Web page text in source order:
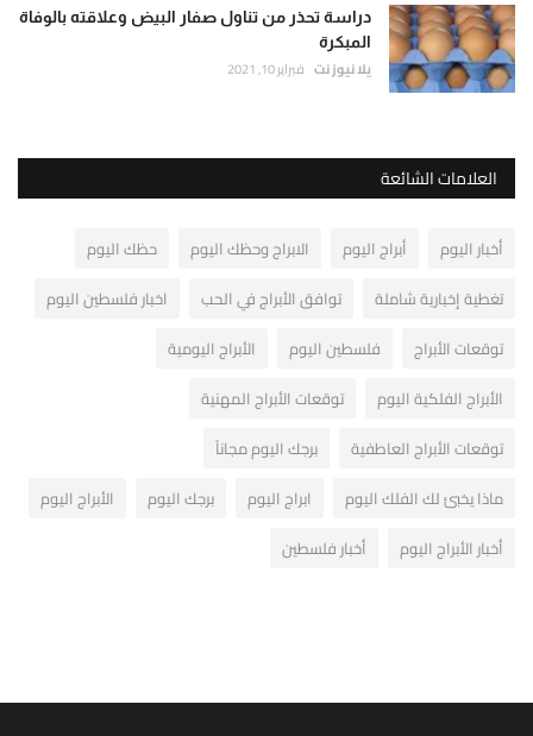
دراسة تحذر من تناول صفار البيض وعلاقته بالوفاة
المبكرة
يلا نيوز نت فبراير 10, 2021
العلامات الشائعة
أخبار اليوم أبراج اليوم الابراج وحظك اليوم
حظك اليوم
تغطية إخبارية شاملة
توافق الأبراج في الحب
اخبار فلسطين اليوم
توقعات الأبراج
فلسطين اليوم
الأبراج اليومية
الأبراج الفلكية اليوم
توقعات الأبراج المهنية
توقعات الأبراج العاطفية
برجك اليوم مجاناً
ماذا يخبئ لك الفلك اليوم
ابراج اليوم برجك اليوم
الأبراج اليوم
أخبار الأبراج اليوم
أخبار فلسطين